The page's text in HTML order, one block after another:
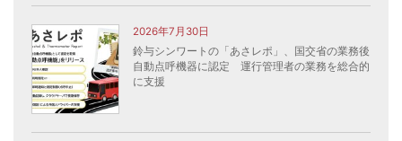
2026年7月30日
鈴与シンワートの「あさレポ」、国交省の業務後
自動点呼機器に認定 運行管理者の業務を総合的
に支援